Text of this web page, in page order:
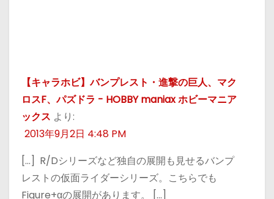
【キャラホビ】バンプレスト・進撃の巨人、マク
ロスF、パズドラ - HOBBY maniax ホビーマニア
ックス より:
2013年9月2日 4:48 PM
[…] R/Dシリーズなど独自の展開も見せるバンプ
レストの仮面ライダーシリーズ。こちらでも
Figure+αの展開があります。 […]